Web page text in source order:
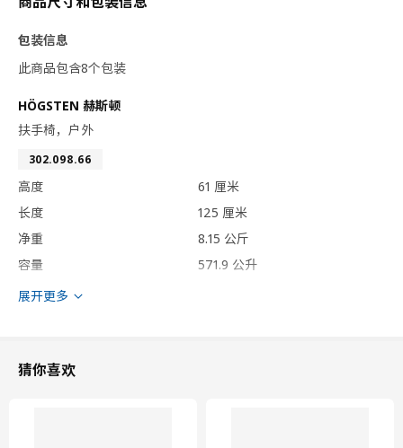
包装信息
此商品包含8个包装
HÖGSTEN 赫斯顿
扶手椅，户外
302.098.66
高度
61 厘米
长度
125 厘米
净重
8.15 公斤
容量
571.9 公升
重量
展开更多
猜你喜欢